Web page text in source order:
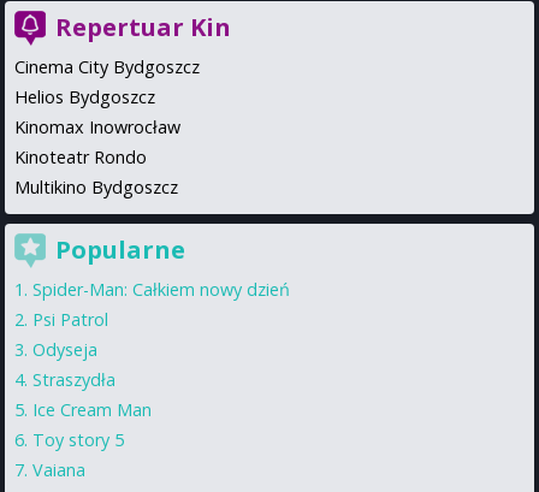
Repertuar Kin
Cinema City Bydgoszcz
Helios Bydgoszcz
Kinomax Inowrocław
Kinoteatr Rondo
Multikino Bydgoszcz
Popularne
Spider-Man: Całkiem nowy dzień
Psi Patrol
Odyseja
Straszydła
Ice Cream Man
Toy story 5
Vaiana